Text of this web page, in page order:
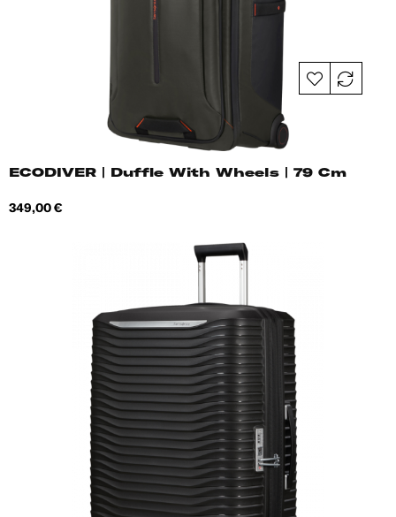
ECODIVER | Duffle With Wheels | 79 Cm
Hind
349,00 €